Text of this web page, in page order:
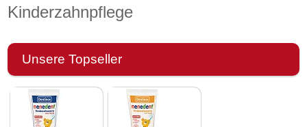
Kinderzahnpflege
Unsere Topseller